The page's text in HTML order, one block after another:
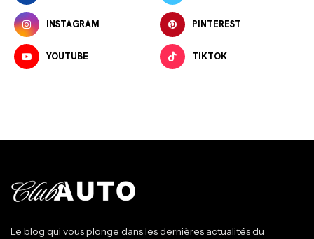
INSTAGRAM PINTEREST
YOUTUBE TIKTOK
Le blog qui vous plonge dans les dernières actualités du